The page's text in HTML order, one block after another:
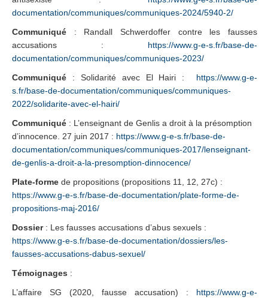
documentation/communiques/communiques-2024/5940-2/
Communiqué : Randall Schwerdoffer contre les fausses
accusations : https://www.g-e-s.fr/base-de-
documentation/communiques/communiques-2023/
Communiqué : Solidarité avec El Hairi : https://www.g-e-
s.fr/base-de-documentation/communiques/communiques-
2022/solidarite-avec-el-hairi/
Communiqué : L’enseignant de Genlis a droit à la présomption
d’innocence. 27 juin 2017 : https://www.g-e-s.fr/base-de-
documentation/communiques/communiques-2017/lenseignant-
de-genlis-a-droit-a-la-presomption-dinnocence/
Plate-forme de propositions (propositions 11, 12, 27c) :
https://www.g-e-s.fr/base-de-documentation/plate-forme-de-
propositions-maj-2016/
Dossier: Les fausses accusations d’abus sexuels :
https://www.g-e-s.fr/base-de-documentation/dossiers/les-
fausses-accusations-dabus-sexuel/
Témoignages :
L’affaire SG (2020, fausse accusation) : https://www.g-e-